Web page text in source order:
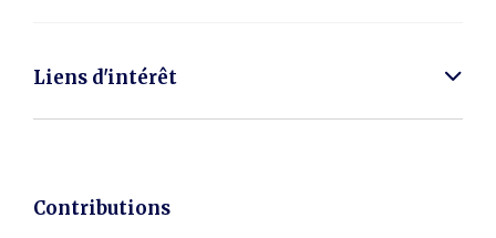
Liens d'intérêt
Contributions